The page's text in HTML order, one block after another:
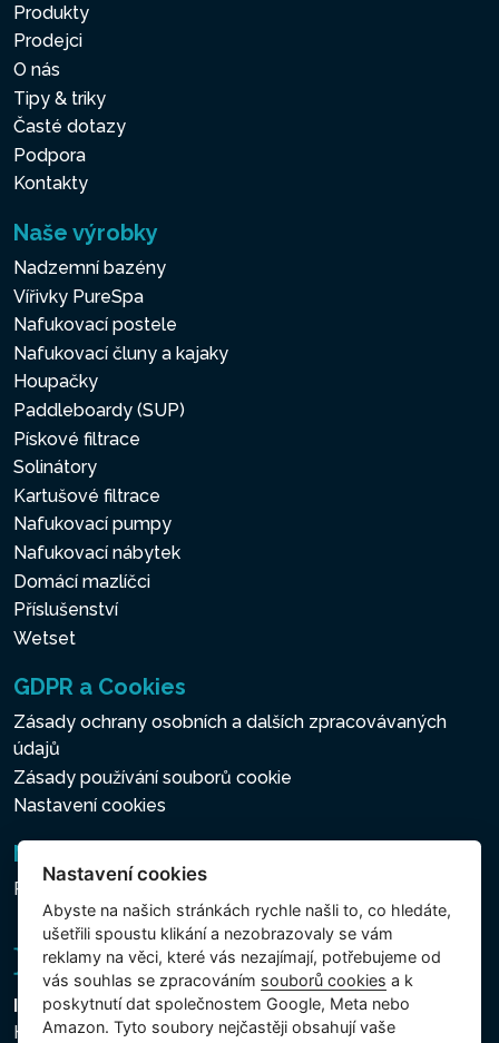
Produkty
Prodejci
O nás
Tipy & triky
Časté dotazy
Podpora
Kontakty
Naše výrobky
Nadzemní bazény
Vířivky PureSpa
Nafukovací postele
Nafukovací čluny a kajaky
Houpačky
Paddleboardy (SUP)
Pískové filtrace
Solinátory
Kartušové filtrace
Nafukovací pumpy
Nafukovací nábytek
Domácí mazlíčci
Příslušenství
Wetset
GDPR a Cookies
Zásady ochrany osobních a dalších zpracovávaných
údajů
Zásady používání souborů cookie
Nastavení cookies
Newsletter
Přihlášení k odběru novinek
Intex Trading, s.r.o.
Hradecká 2526/3
Nastavení cookies
Abyste na našich stránkách rychle našli to, co hledáte,
ušetřili spoustu klikání a nezobrazovaly se vám
reklamy na věci, které vás nezajímají, potřebujeme od
vás souhlas se zpracováním souborů cookies a k
poskytnutí dat společnostem Google, Meta nebo
Amazon. Tyto soubory nejčastěji obsahují vaše